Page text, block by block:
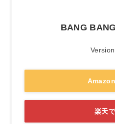
BANG
楽天